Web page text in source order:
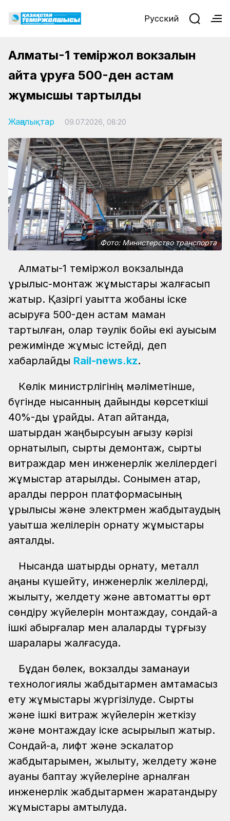
Русский
Алматы-1 теміржол вокзалын
қайта құруға 500-ден астам
жұмысшы тартылды
Жаңалықтар 09.07.2026, 08:20
Фото: Министерство транспорта
Алматы-1 теміржол вокзалында
құрылыс-монтаж жұмыстары жалғасып
жатыр. Қазіргі уақытта жобаны іске
асыруға 500-ден астам маман
тартылған, олар тәулік бойы екі ауысым
режимінде жұмыс істейді, деп
хабарлайды Rail-news.kz.
Көлік министрлігінің мәліметінше,
бүгінде нысанның дайындық көрсеткіші
40%-ды құрайды. Атап айтқанда,
шатырдан жаңбырсуын ағызу кәрізі
орнатылып, сыртқы демонтаж, сыртқы
витраждар мен инженерлік желілердегі
жұмыстар атқарылды. Сонымен қатар,
аралдық перрон платформасының
құрылысы және электрмен жабдықтаудың
уақытша желілерін орнату жұмыстары
аяқталды.
Нысанда шатырды орнату, металл
қаңқаны күшейту, инженерлік желілерді,
жылыту, желдету және автоматты өрт
сөндіру жүйелерін монтаждау, сондай-ақ
ішкі қабырғалар мен қалқаларды тұрғызу
шаралары жалғасуда.
Бұдан бөлек, вокзалды заманауи
технологиялық жабдықтармен қамтамасыз
ету жұмыстары жүргізілуде. Сыртқы
және ішкі витраж жүйелерін жеткізу
және монтаждау іске асырылып жатыр.
Сондай-ақ, лифт және эскалатор
жабдықтарымен, жылыту, желдету және
ауаны баптау жүйелеріне арналған
инженерлік жабдықтармен жарақтандыру
жұмыстары қамтылуда.